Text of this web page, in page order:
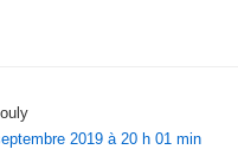
2019 à 20 h 01 min